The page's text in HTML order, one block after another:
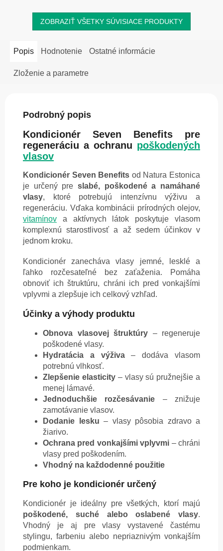
ZOBRAZIŤ VŠETKY SÚVISIACE PRODUKTY
Popis Hodnotenie Ostatné informácie
Zloženie a parametre
Podrobný popis
Kondicionér Seven Benefits pre
regeneráciu a ochranu poškodených
vlasov
Kondicionér Seven Benefits od Natura Estonica
je určený pre slabé, poškodené a namáhané
vlasy, ktoré potrebujú intenzívnu výživu a
regeneráciu. Vďaka kombinácii prírodných olejov,
vitamínov a aktívnych látok poskytuje vlasom
komplexnú starostlivosť a až sedem účinkov v
jednom kroku.
Kondicionér zanecháva vlasy jemné, lesklé a
ľahko rozčesateľné bez zaťaženia. Pomáha
obnoviť ich štruktúru, chráni ich pred vonkajšími
vplyvmi a zlepšuje ich celkový vzhľad.
Účinky a výhody produktu
Obnova vlasovej štruktúry – regeneruje
poškodené vlasy.
Hydratácia a výživa– dodáva vlasom
potrebnú vlhkosť.
Zlepšenie elasticity– vlasy sú pružnejšie a
menej lámavé.
Jednoduchšie rozčesávanie – znižuje
zamotávanie vlasov.
Dodanie lesku – vlasy pôsobia zdravo a
žiarivo.
Ochrana pred vonkajšími vplyvmi – chráni
vlasy pred poškodením.
Vhodný na každodenné použitie
Pre koho je kondicionér určený
Kondicionér je ideálny pre všetkých, ktorí majú
poškodené, suché alebo oslabené vlasy.
Vhodný je aj pre vlasy vystavené častému
stylingu, farbeniu alebo nepriaznivým vonkajším
podmienkam.